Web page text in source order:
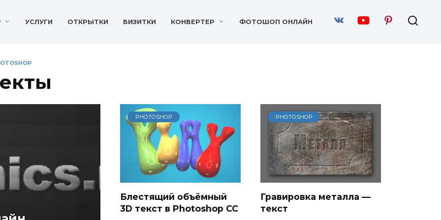
УСЛУГИ ОТКРЫТКИ ВИЗИТКИ КОНВЕРТЕР ФОТОШОП ОНЛАЙН
PHOTOSHOP
Блестящий объёмный
3D текст в Photoshop CC
PHOTOSHOP
Гравировка металла —
текст